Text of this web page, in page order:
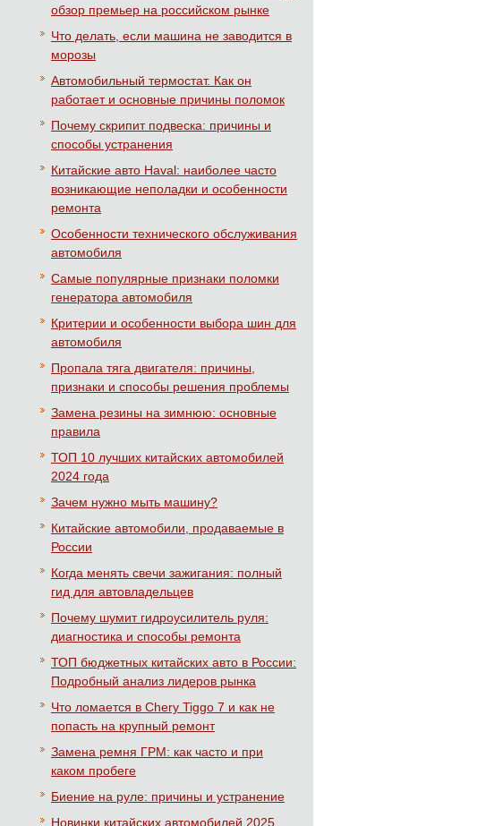
обзор премьер на российском рынке
Что делать, если машина не заводится в
морозы
Автомобильный термостат. Как он
работает и основные причины поломок
Почему скрипит подвеска: причины и
способы устранения
Китайские авто Haval: наиболее часто
возникающие неполадки и особенности
ремонта
Особенности технического обслуживания
автомобиля
Самые популярные признаки поломки
генератора автомобиля
Критерии и особенности выбора шин для
автомобиля
Пропала тяга двигателя: причины,
признаки и способы решения проблемы
Замена резины на зимнюю: основные
правила
ТОП 10 лучших китайских автомобилей
2024 года
Зачем нужно мыть машину?
Китайские автомобили, продаваемые в
России
Когда менять свечи зажигания: полный
гид для автовладельцев
Почему шумит гидроусилитель руля:
диагностика и способы ремонта
ТОП бюджетных китайских авто в России:
Подробный анализ лидеров рынка
Что ломается в Chery Tiggo 7 и как не
попасть на крупный ремонт
Замена ремня ГРМ: как часто и при
каком пробеге
Биение на руле: причины и устранение
Новинки китайских автомобилей 2025